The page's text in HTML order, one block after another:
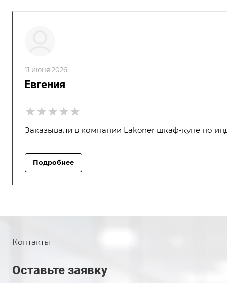
11 июня 2026
Евгения
Заказывали в компании Lakoner шкаф-купе по
Подробнее
Контакты
Оставьте заявку